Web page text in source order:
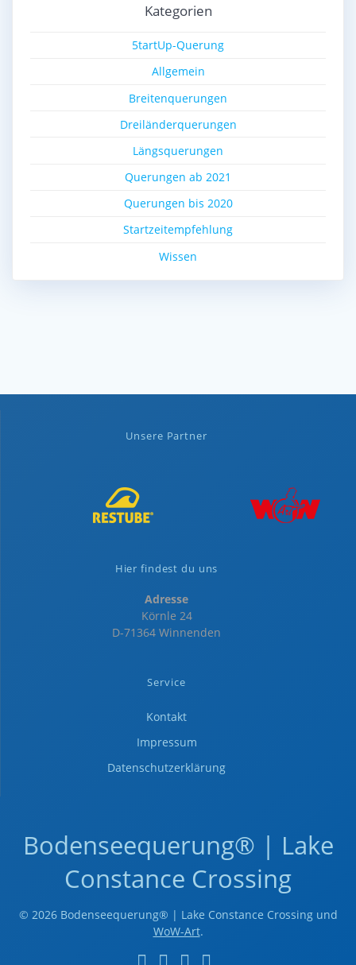
Kategorien
5tartUp-Querung
Allgemein
Breitenquerungen
Dreiländerquerungen
Längsquerungen
Querungen ab 2021
Querungen bis 2020
Startzeitempfehlung
Wissen
Unsere Partner
Hier findest du uns
Adresse
Körnle 24
D-71364 Winnenden
Service
Kontakt
Impressum
Datenschutzerklärung
Bodenseequerung® | Lake
Constance Crossing
© 2026 Bodenseequerung® | Lake Constance Crossing und
WoW-Art.